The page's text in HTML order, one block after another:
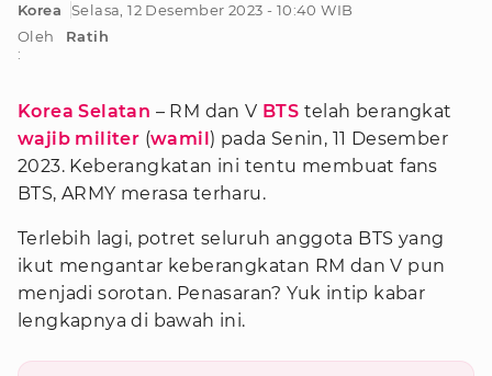
Korea
Selasa, 12 Desember 2023 - 10:40 WIB
Oleh
:
Ratih
Korea Selatan – RM dan V BTS telah berangkat
wajib militer (wamil) pada Senin, 11 Desember
2023. Keberangkatan ini tentu membuat fans
BTS, ARMY merasa terharu.
Terlebih lagi, potret seluruh anggota BTS yang
ikut mengantar keberangkatan RM dan V pun
menjadi sorotan. Penasaran? Yuk intip kabar
lengkapnya di bawah ini.